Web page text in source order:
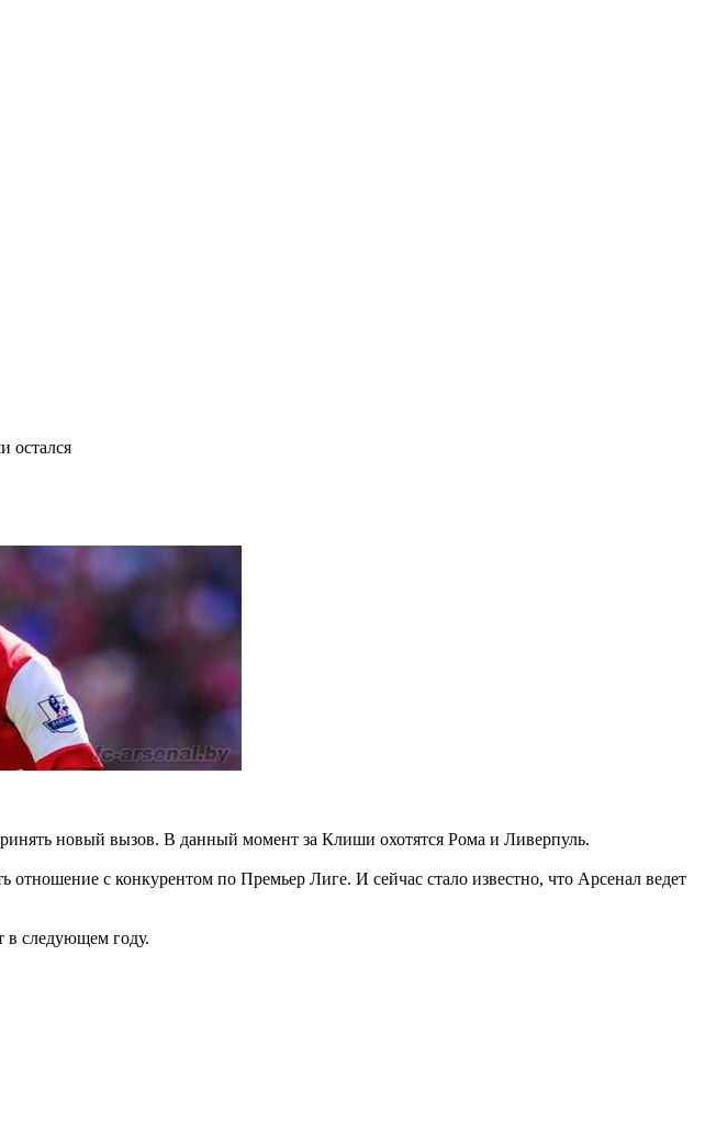
остался
новый вызов. В данный момент за Клиши охотятся Рома и Ливерпуль.
с конкурентом по Премьер Лиге. И сейчас стало известно, что Арсенал ведет
в следующем году.